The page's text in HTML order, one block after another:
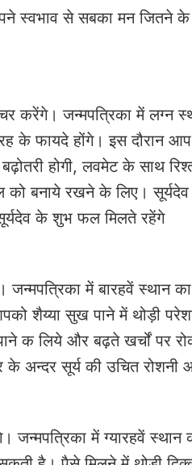
से सबका मन जितने के
करेंगे। जन्मपत्रिका में लग्न
के फायदे होंगे। इस दौरान
होगी, लवमेट के साथ
को बनाये रखने के लिए।
के शुभ फल मिलते रहेंगे
जन्मपत्रिका में बारहवें स्थान
शैय्या सुख पाने में थोड़ी
क लिये और बढ़ते खर्चों पर
अन्दर सूर्य की उचित
जन्मपत्रिका में ग्यारहवें